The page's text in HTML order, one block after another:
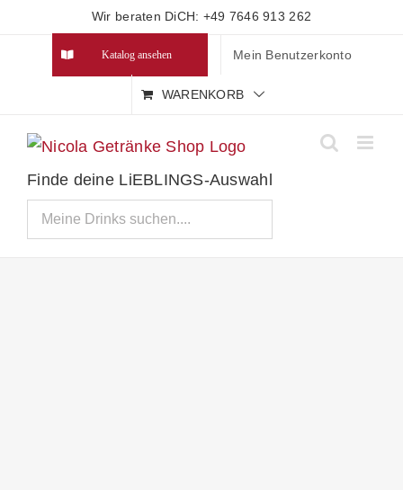
Wir beraten DiCH: +49 7646 913 262
Katalog ansehen Mein Benutzerkonto
WARENKORB
Finde deine LiEBLINGS-Auswahl